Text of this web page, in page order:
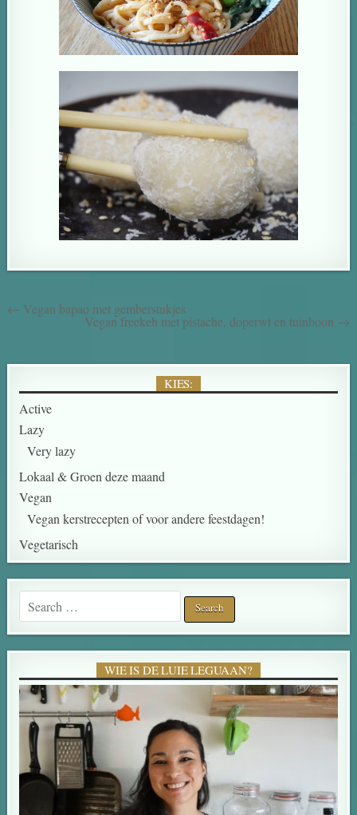
← Vegan bapao met gemberstukjes
Vegan freekeh met pistache, doperwt en tuinboon →
KIES:
Active
Lazy
Very lazy
Lokaal & Groen deze maand
Vegan
Vegan kerstrecepten of voor andere feestdagen!
Vegetarisch
WIE IS DE LUIE LEGUAAN?